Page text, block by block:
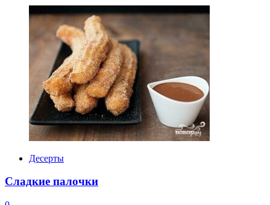
Десерты
Сладкие палочки